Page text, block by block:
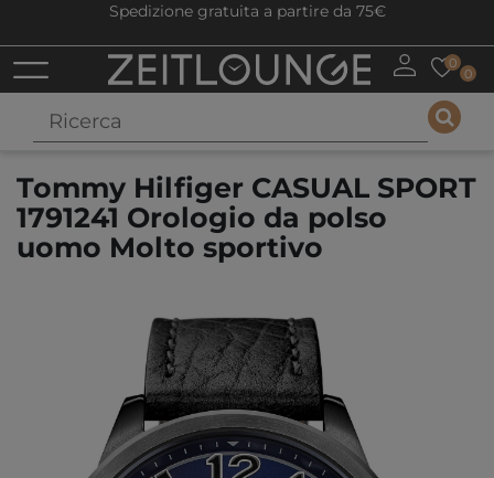
Spedizione gratuita a partire da 75€
0
0
Tommy Hilfiger CASUAL SPORT
1791241 Orologio da polso
uomo Molto sportivo